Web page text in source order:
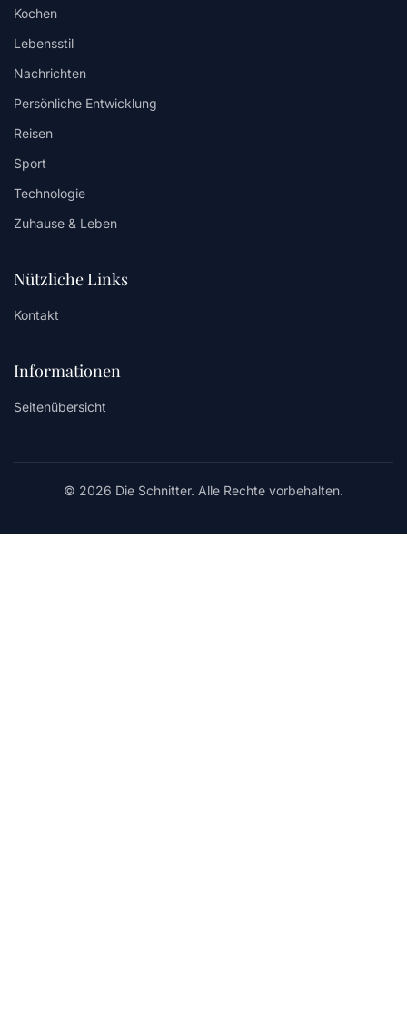
Kochen
Lebensstil
Nachrichten
Persönliche Entwicklung
Reisen
Sport
Technologie
Zuhause & Leben
Nützliche Links
Kontakt
Informationen
Seitenübersicht
© 2026 Die Schnitter. Alle Rechte vorbehalten.